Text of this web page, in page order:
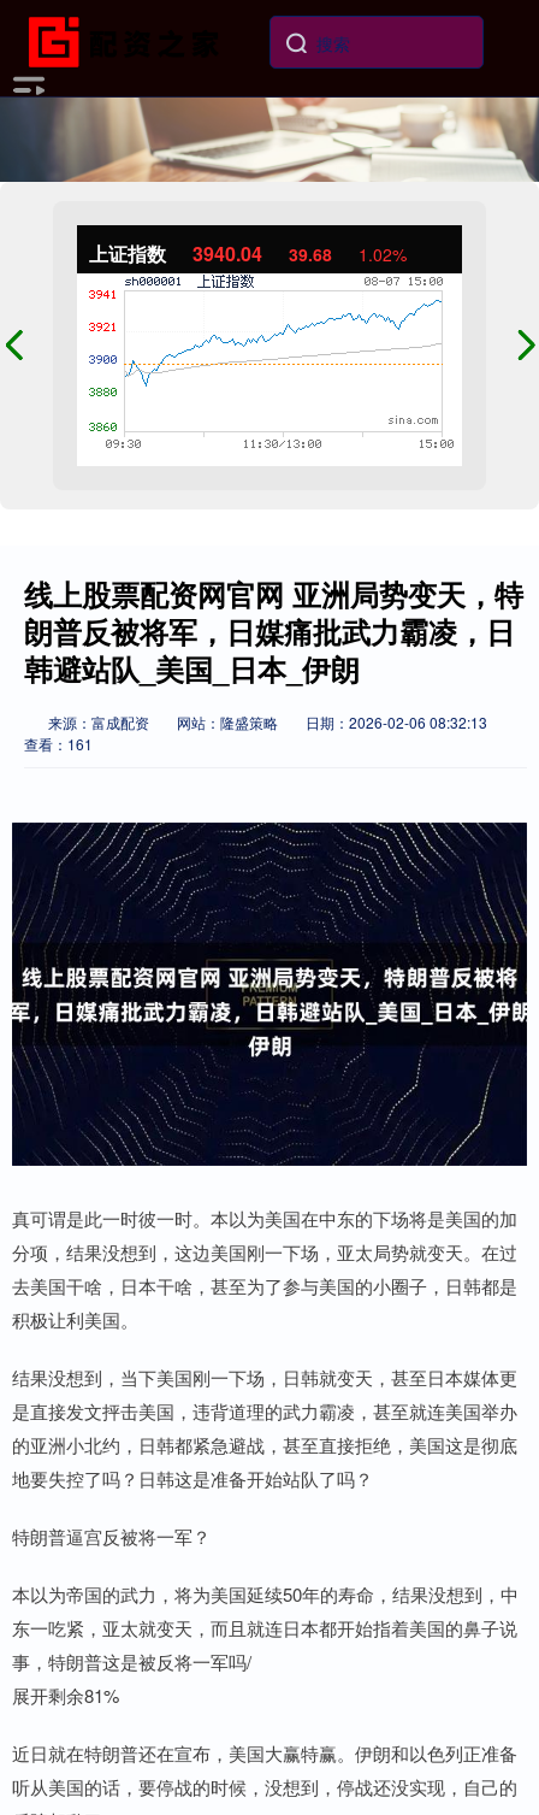
上证指数 3940.04 39.68 1.02%
线上股票配资网官网 亚洲局势变天，特
朗普反被将军，日媒痛批武力霸凌，日
韩避站队_美国_日本_伊朗
来源：富成配资 网站：隆盛策略
日期：2026-02-06 08:32:13
查看：161
真可谓是此一时彼一时。本以为美国在中东的下场将是美国的加
分项，结果没想到，这边美国刚一下场，亚太局势就变天。在过
去美国干啥，日本干啥，甚至为了参与美国的小圈子，日韩都是
积极让利美国。
结果没想到，当下美国刚一下场，日韩就变天，甚至日本媒体更
是直接发文抨击美国，违背道理的武力霸凌，甚至就连美国举办
的亚洲小北约，日韩都紧急避战，甚至直接拒绝，美国这是彻底
地要失控了吗？日韩这是准备开始站队了吗？
特朗普逼宫反被将一军？
本以为帝国的武力，将为美国延续50年的寿命，结果没想到，中
东一吃紧，亚太就变天，而且就连日本都开始指着美国的鼻子说
事，特朗普这是被反将一军吗/
展开剩余81%
近日就在特朗普还在宣布，美国大赢特赢。伊朗和以色列正准备
听从美国的话，要停战的时候，没想到，停战还没实现，自己的